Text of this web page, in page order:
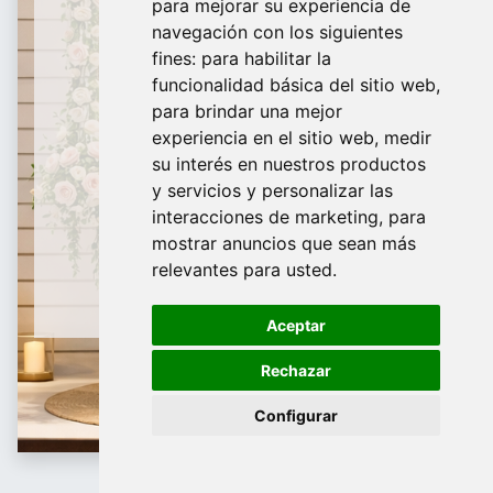
para mejorar su experiencia de
navegación con los siguientes
fines: para habilitar la
funcionalidad básica del sitio web,
para brindar una mejor
experiencia en el sitio web, medir
su interés en nuestros productos
y servicios y personalizar las
interacciones de marketing, para
mostrar anuncios que sean más
relevantes para usted.
Aceptar
Rechazar
Configurar
De Domingo a Viernes
¿Te ayudamos?
688 097 373
​ info@tridecor.net
Contáctanos
Bolsas